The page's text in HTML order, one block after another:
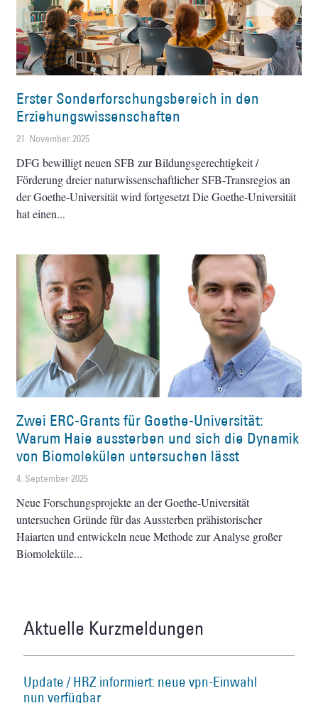
Erster Sonderforschungsbereich in den
Erziehungswissenschaften
21. November 2025
DFG bewilligt neuen SFB zur Bildungsgerechtigkeit /
Förderung dreier naturwissenschaftlicher SFB-Transregios an
der Goethe-Universität wird fortgesetzt Die Goethe-Universität
hat einen
Zwei ERC-Grants für Goethe-Universität:
Warum Haie aussterben und sich die Dynamik
von Biomolekülen untersuchen lässt
4. September 2025
Neue Forschungsprojekte an der Goethe-Universität
untersuchen Gründe für das Aussterben prähistorischer
Haiarten und entwickeln neue Methode zur Analyse großer
Biomoleküle
Aktuelle Kurzmeldungen
Update / HRZ informiert: neue vpn-Einwahl
nun verfügbar